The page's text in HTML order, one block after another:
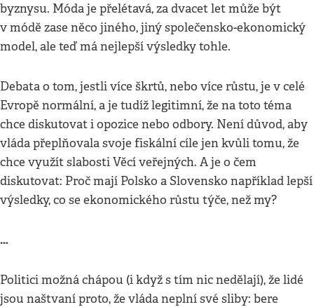
byznysu. Móda je přelétavá, za dvacet let může být
v módě zase něco jiného, jiný společensko-ekonomický
model, ale teď má nejlepší výsledky tohle.
Debata o tom, jestli více škrtů, nebo více růstu, je v celé
Evropě normální, a je tudíž legitimní, že na toto téma
chce diskutovat i opozice nebo odbory. Není důvod, aby
vláda přeplňovala svoje fiskální cíle jen kvůli tomu, že
chce využít slabosti Věcí veřejných. A je o čem
diskutovat: Proč mají Polsko a Slovensko například lepší
výsledky, co se ekonomického růstu týče, než my?
…
Politici možná chápou (i když s tím nic nedělají), že lidé
jsou naštvaní proto, že vláda neplní své sliby: bere